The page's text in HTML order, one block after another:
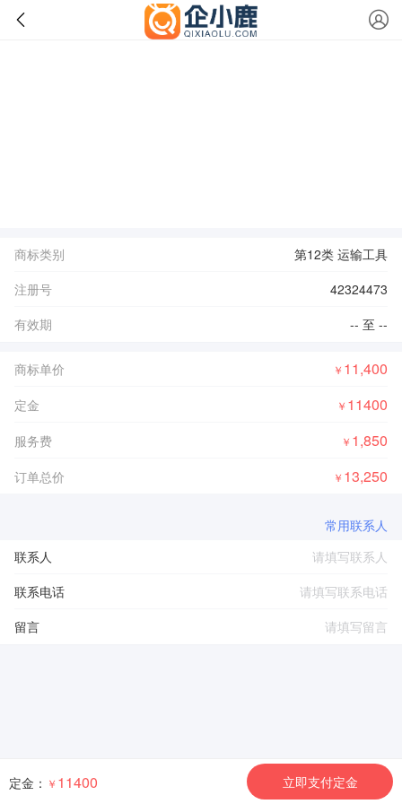
商标类别
第12类 运输工具
注册号
42324473
有效期
-- 至 --
商标单价 ￥ 11,400
定金 ￥ 11400
服务费 ￥ 1,850
订单总价 ￥ 13,250
常用联系人
联系人
联系电话
留言
定金： ￥ 11400 立即支付定金